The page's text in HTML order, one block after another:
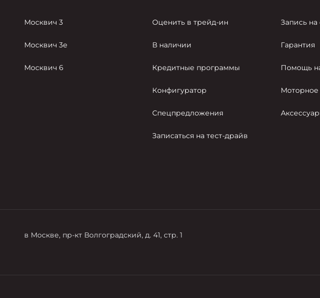
Москвич 3
Москвич 3е
Москвич 6
Оценить в трейд-ин
В наличии
Кредитные программы
Конфигуратор
Спецпредложения
Записаться на тест-драйв
Запись
Гарантия
Помощь
Моторное
в Москве, пр-кт Волгоградский, д. 41, стр. 1